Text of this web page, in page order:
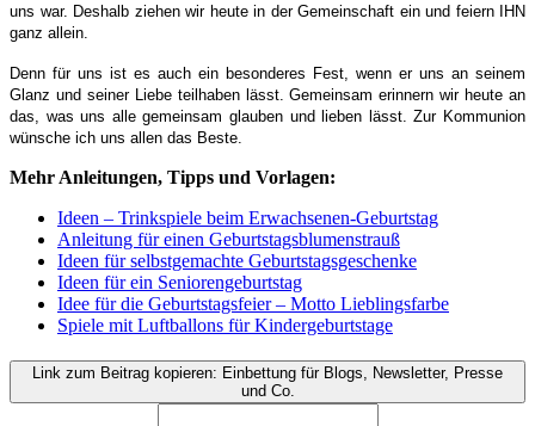
uns war. Deshalb ziehen wir heute in der Gemeinschaft ein und feiern IHN
ganz allein.
Denn für uns ist es auch ein besonderes Fest, wenn er uns an seinem
Glanz und seiner Liebe teilhaben lässt. Gemeinsam erinnern wir heute an
das, was uns alle gemeinsam glauben und lieben lässt.Zur Kommunion
wünsche ich uns allen das Beste.
Mehr Anleitungen, Tipps und Vorlagen:
Ideen – Trinkspiele beim Erwachsenen-Geburtstag
Anleitung für einen Geburtstagsblumenstrauß
Ideen für selbstgemachte Geburtstagsgeschenke
Ideen für ein Seniorengeburtstag
Idee für die Geburtstagsfeier – Motto Lieblingsfarbe
Spiele mit Luftballons für Kindergeburtstage
Link zum Beitrag kopieren: Einbettung für Blogs, Newsletter, Presse
und Co.